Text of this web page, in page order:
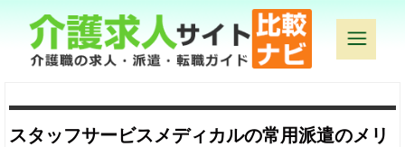
スタッフサービスメディカルの常用派遣のメリ